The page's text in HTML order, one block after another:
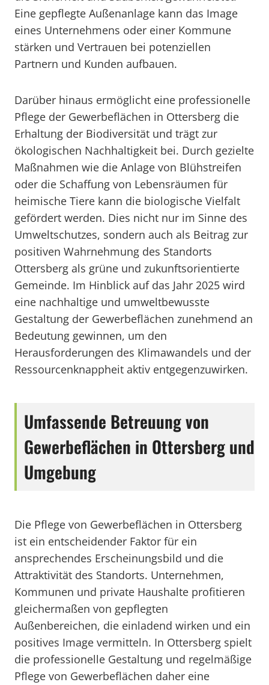
Eine gepflegte Außenanlage kann das Image
eines Unternehmens oder einer Kommune
stärken und Vertrauen bei potenziellen
Partnern und Kunden aufbauen.
Darüber hinaus ermöglicht eine professionelle
Pflege der Gewerbeflächen in Ottersberg die
Erhaltung der Biodiversität und trägt zur
ökologischen Nachhaltigkeit bei. Durch gezielte
Maßnahmen wie die Anlage von Blühstreifen
oder die Schaffung von Lebensräumen für
heimische Tiere kann die biologische Vielfalt
gefördert werden. Dies nicht nur im Sinne des
Umweltschutzes, sondern auch als Beitrag zur
positiven Wahrnehmung des Standorts
Ottersberg als grüne und zukunftsorientierte
Gemeinde. Im Hinblick auf das Jahr 2025 wird
eine nachhaltige und umweltbewusste
Gestaltung der Gewerbeflächen zunehmend an
Bedeutung gewinnen, um den
Herausforderungen des Klimawandels und der
Ressourcenknappheit aktiv entgegenzuwirken.
Umfassende Betreuung von
Gewerbeflächen in Ottersberg und
Umgebung
Die Pflege von Gewerbeflächen in Ottersberg
ist ein entscheidender Faktor für ein
ansprechendes Erscheinungsbild und die
Attraktivität des Standorts. Unternehmen,
Kommunen und private Haushalte profitieren
gleichermaßen von gepflegten
Außenbereichen, die einladend wirken und ein
positives Image vermitteln. In Ottersberg spielt
die professionelle Gestaltung und regelmäßige
Pflege von Gewerbeflächen daher eine